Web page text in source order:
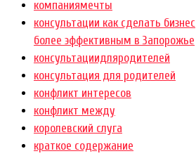
компаниямечты
консультации как сделать бизнес
более эффективным в Запорожье
консультациидляродителей
консультация для родителей
конфликт интересов
конфликт между
королевский слуга
краткое содержание